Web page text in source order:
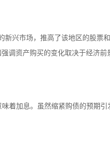
兴市场，推高了该地区的股票
调资产购买的变化取决于经济
着加息。虽然缩紧购债的预期